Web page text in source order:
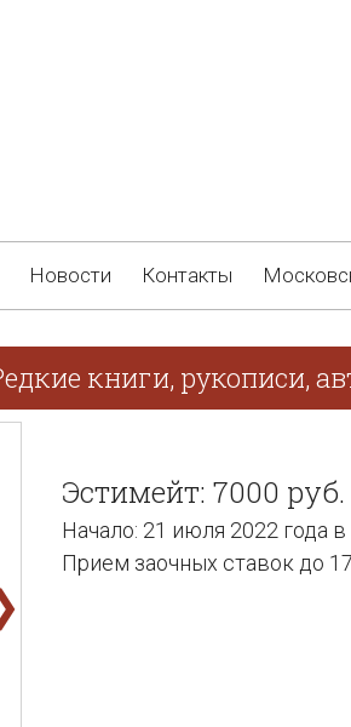
Новости Контакты
книги, рукописи,
Эстимейт: 7000 руб.
Начало: 21 июля 2022 года в
Прием заочных ставок до